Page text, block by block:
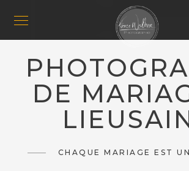
DE
CHAQUE MARIAGE EST